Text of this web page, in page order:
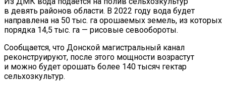
в девять районов области. В 2022 году вода будет
направлена на 50 тыс. га орошаемых земель, из которых
порядка 14,5 тыс. га — рисовые севообороты.
Сообщается, что Донской магистральный канал
реконструируют, после этого мощности возрастут
и можно будет орошать более 140 тысяч гектар
сельхозкультур.